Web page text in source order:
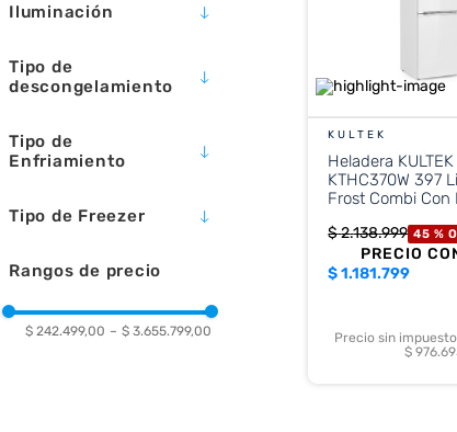
12 MESES
Iluminación
LED
LED INTERIOR
Tipo de
descongelamiento
MANUAL
Tipo de
Enfriamiento
Tipo de Freezer
INVERTER
Rangos de precio
$ 242.499,00 – $ 3.655.799,00
KULTEK
Heladera KULTEK
KTHC370W 397
Frost Combi Con
$2.138.999 45 %
PRECIO
$1.181.799
Precio sin
$